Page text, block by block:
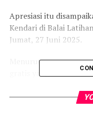
Apresiasi itu
Kendari di Balai
Jumat, 27 Juni 2025.
Menurutnya, program
gratis yang diberikan
” Tetapi ini adalah